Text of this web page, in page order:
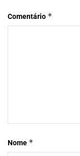
Comentário *
Nome *